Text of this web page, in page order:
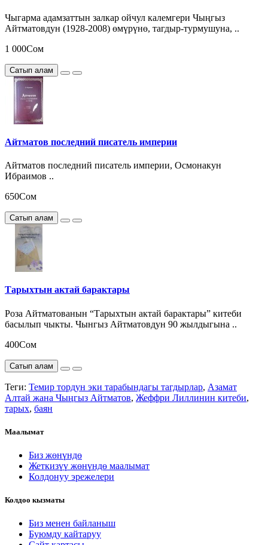
Чыгарма адамзаттын залкар ойчул калемгери Чыңгыз
Айтматовдун (1928-2008) өмүрүнө, тагдыр-турмушуна, ..
1 000Сом
Сатып алам
Айтматов последний писатель империи
Айтматов последний писатель империи, Осмонакун
Ибраимов ..
650Сом
Сатып алам
Тарыхтын актай барактары
Роза Айтматованын “Тарыхтын актай барактары” китеби
басылып чыкты. Чынгыз Айтматовдун 90 жылдыгына ..
400Сом
Сатып алам
Теги: Темир тордун эки тарабындагы тагдырлар, Азамат
Алтай жана Чыңгыз Айтматов, Жеффри Лиллинин китеби,
тарых, баян
Маалымат
Биз жөнүндө
Жеткизүү жөнүндө маалымат
Колдонуу эрежелери
Колдоо кызматы
Биз менен байланыш
Буюмду кайтаруу